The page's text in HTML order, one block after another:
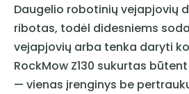
Daugelio robotinių vejapjovių
ribotas, todėl didesniems
vejapjovių arba tenka daryti
RockMow Z130 sukurtas
— vienas įrenginys be